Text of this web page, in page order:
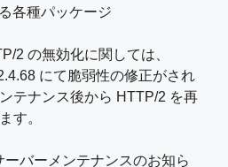
各種パッケージ
2 の無効化に関しては、
にて脆弱性の修正がされ
テナンス後から HTTP/2 を再
す。
バーメンテナンスのお知ら